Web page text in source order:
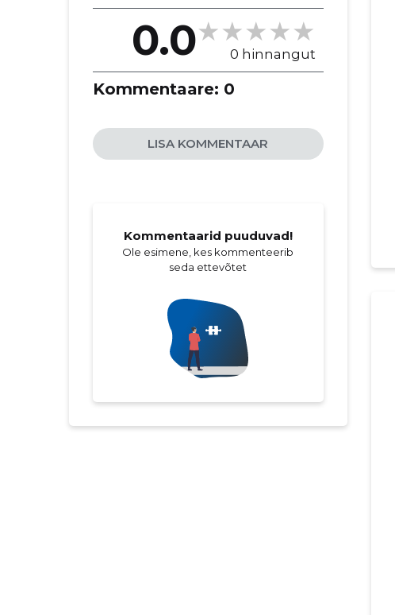
0.0 0 hinnangut
Kommentaare: 0
LISA KOMMENTAAR
Kommentaarid puuduvad!
Ole esimene, kes kommenteerib
seda ettevõtet